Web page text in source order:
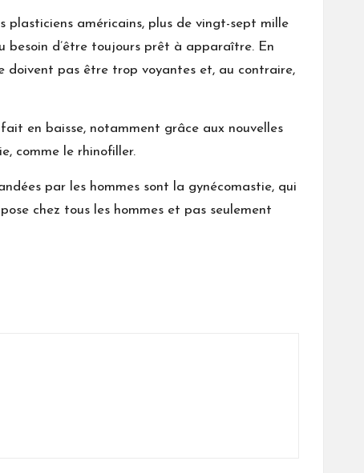
plasticiens américains, plus de vingt-sept mille
besoin d’être toujours prêt à apparaître. En
doivent pas être trop voyantes et, au contraire,
en baisse, notamment grâce aux nouvelles
comme le rhinofiller.
par les hommes sont la gynécomastie, qui
chez tous les hommes et pas seulement